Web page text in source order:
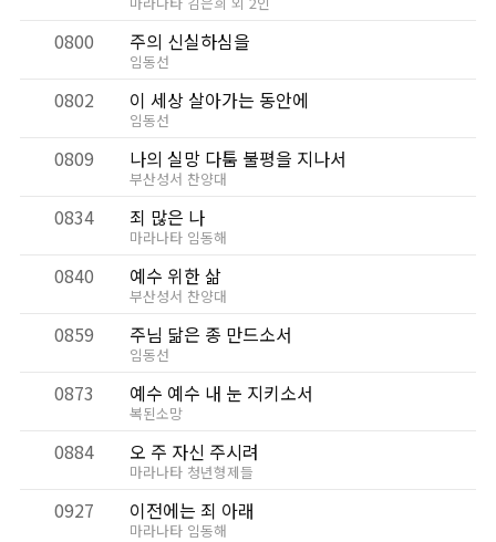
0800 주의 신실하심을
임동선
0802 이 세상 살아가는 동안에
임동선
0809 나의 실망 다툼 불평을 지나서
부산성서 찬양대
0834 죄 많은 나
마라나타 임동해
0840 예수 위한 삶
부산성서 찬양대
0859 주님 닮은 종 만드소서
임동선
0873 예수 예수 내 눈 지키소서
복된소망
0884 오 주 자신 주시려
마라나타 청년형제들
0927 이전에는 죄 아래
마라나타 임동해